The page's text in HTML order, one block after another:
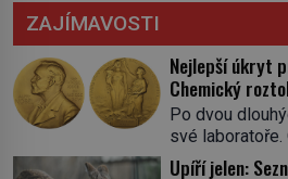
ZAJÍMAVOSTI
Nejlepší úkryt
Chemický
Po dvou
své
aby pak ulpěly
Upíří jelen: